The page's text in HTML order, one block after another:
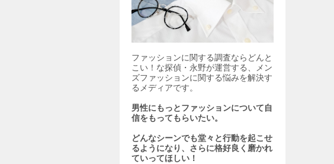
ファッションに関する調査ならどんと
こい！な探偵・永野が運営する、メン
ズファッションに関する悩みを解決す
るメディアです。
男性にもっとファッションについて自
信をもってもらいたい。
どんなシーンでも堂々と行動を起こせ
るようになり、さらに格好良く磨かれ
ていってほしい！